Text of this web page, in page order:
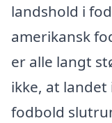
landshold i
amerikansk
er alle langt
ikke, at
fodbold